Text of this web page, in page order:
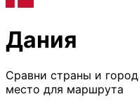
Дания
Сравни страны и
место для маршрута